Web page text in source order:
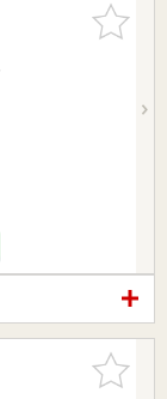
お気に入
りに追加
お気に入
りに追加